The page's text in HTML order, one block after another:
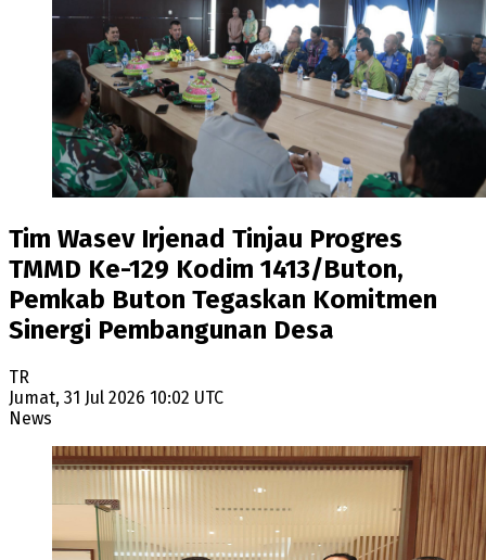
Tim Wasev Irjenad Tinjau Progres
TMMD Ke-129 Kodim 1413/Buton,
Pemkab Buton Tegaskan Komitmen
Sinergi Pembangunan Desa
TR
Jumat, 31 Jul 2026 10:02 UTC
News